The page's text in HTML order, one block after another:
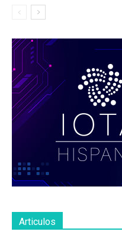
Articulos